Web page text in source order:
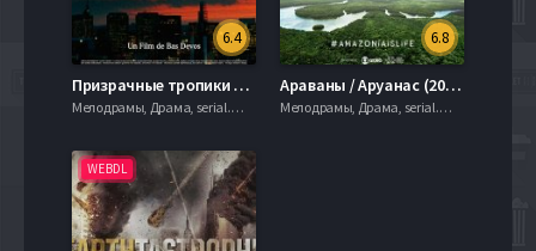
6.4
Призрачные тропики (2019)
Мелодрамы, Драма, serial.mob
6.8
Араваны / Аруанас (2019)
Мелодрамы, Драма, serial.mob
WEBDL